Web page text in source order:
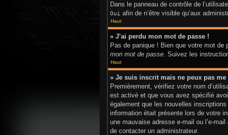
Dans le panneau de contrôle de
Oui afin de n’être visible qu’aux
Haut
» J’ai perdu mon mot de passe !
Pas de panique ! Bien que votre mot
mon mot de passe. Suivez les
Haut
» Je suis inscrit mais ne peux pas me
Premièrement, vérifiez votre nom
est activé et que vous avez spécifié
également que les nouvelles
information était présente lors de votre
une mauvaise adresse e-mail ou l’e-
de contacter un administrateur.